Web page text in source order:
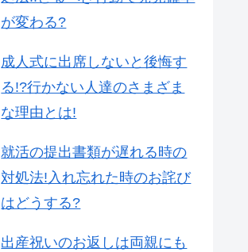
が変わる?
成人式に出席しないと後悔す
る!?行かない人達のさまざま
な理由とは!
就活の提出書類が遅れる時の
対処法!入れ忘れた時のお詫び
はどうする?
出産祝いのお返しは両親にも